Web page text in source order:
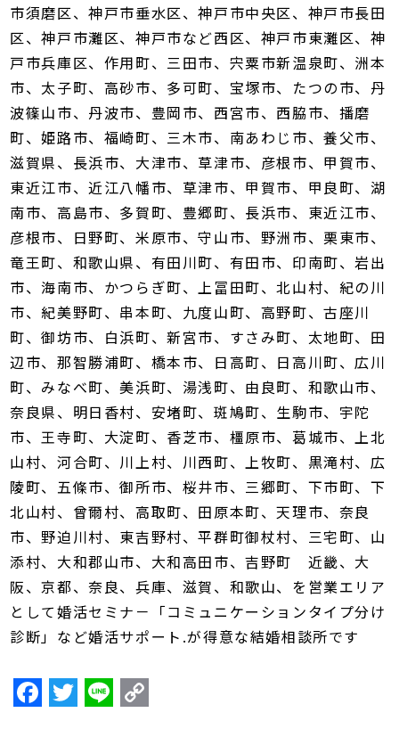
市須磨区、神戸市垂水区、神戸市中央区、神戸市長田
区、神戸市灘区、神戸市など西区、神戸市東灘区、神
戸市兵庫区、作用町、三田市、宍粟市新温泉町、洲本
市、太子町、高砂市、多可町、宝塚市、たつの市、丹
波篠山市、丹波市、豊岡市、西宮市、西脇市、播磨
町、姫路市、福崎町、三木市、南あわじ市、養父市、
滋賀県、長浜市、大津市、草津市、彦根市、甲賀市、
東近江市、近江八幡市、草津市、甲賀市、甲良町、湖
南市、高島市、多賀町、豊郷町、長浜市、東近江市、
彦根市、日野町、米原市、守山市、野洲市、栗東市、
竜王町、和歌山県、有田川町、有田市、印南町、岩出
市、海南市、かつらぎ町、上冨田町、北山村、紀の川
市、紀美野町、串本町、九度山町、高野町、古座川
町、御坊市、白浜町、新宮市、すさみ町、太地町、田
辺市、那智勝浦町、橋本市、日高町、日高川町、広川
町、みなべ町、美浜町、湯浅町、由良町、和歌山市、
奈良県、明日香村、安堵町、斑鳩町、生駒市、宇陀
市、王寺町、大淀町、香芝市、橿原市、葛城市、上北
山村、河合町、川上村、川西町、上牧町、黒滝村、広
陵町、五條市、御所市、桜井市、三郷町、下市町、下
北山村、曾爾村、高取町、田原本町、天理市、奈良
市、野迫川村、東吉野村、平群町御杖村、三宅町、山
添村、大和郡山市、大和高田市、吉野町 近畿、大
阪、京都、奈良、兵庫、滋賀、和歌山、を営業エリア
として婚活セミナ－「コミュニケーションタイプ分け
診断」など婚活サポート.が得意な結婚相談所です
F
a
T
w
Li
n